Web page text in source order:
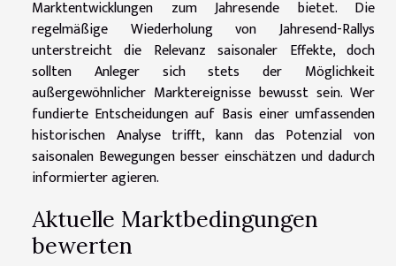
Marktentwicklungen zum Jahresende bietet. Die
regelmäßige Wiederholung von Jahresend-Rallys
unterstreicht die Relevanz saisonaler Effekte, doch
sollten Anleger sich stets der Möglichkeit
außergewöhnlicher Marktereignisse bewusst sein. Wer
fundierte Entscheidungen auf Basis einer umfassenden
historischen Analyse trifft, kann das Potenzial von
saisonalen Bewegungen besser einschätzen und dadurch
informierter agieren.
Aktuelle Marktbedingungen
bewerten